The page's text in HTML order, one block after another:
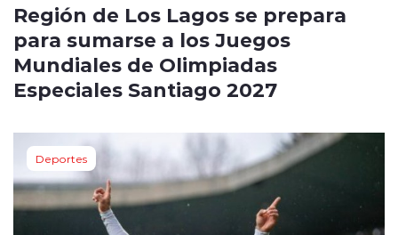
Región de Los Lagos se prepara
para sumarse a los Juegos
Mundiales de Olimpiadas
Especiales Santiago 2027
Deportes